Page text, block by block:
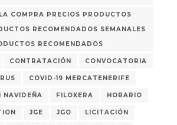
COMPRA PRECIOS PRODUCTOS
RECOMENDADOS SEMANALES
RECOMENDADOS
CONTRATACIÓN CONVOCATORIA
COVID-19 MERCATENERIFE
NAVIDEÑA FILOXERA HORARIO
JGE JGO LICITACIÓN